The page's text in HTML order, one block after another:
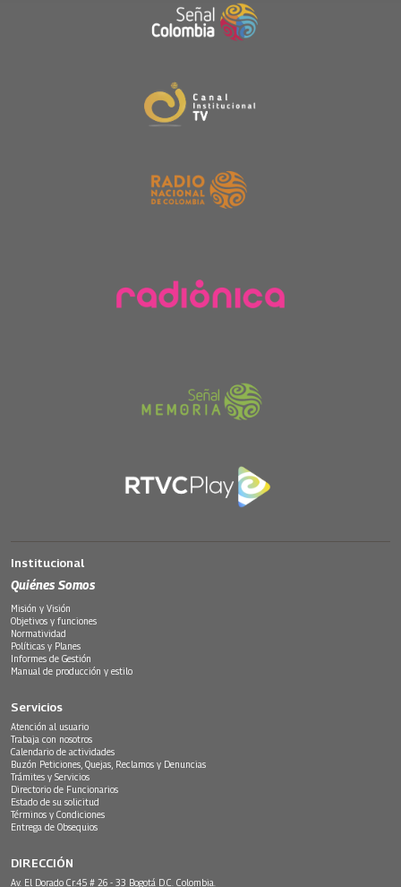
Institucional
Quiénes Somos
Misión y Visión
Objetivos y funciones
Normatividad
Políticas y Planes
Informes de Gestión
Manual de producción y estilo
Servicios
Atención al usuario
Trabaja con nosotros
Calendario de actividades
Buzón Peticiones, Quejas, Reclamos y Denuncias
Trámites y Servicios
Directorio de Funcionarios
Estado de su solicitud
Términos y Condiciones
Entrega de Obsequios
DIRECCIÓN
Av. El Dorado Cr.45 # 26 - 33 Bogotá D.C. Colombia.